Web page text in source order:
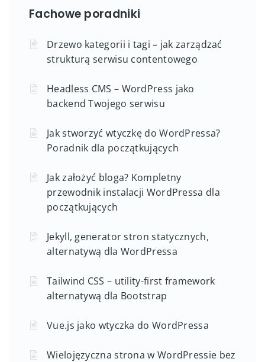
Fachowe poradniki
Drzewo kategorii i tagi – jak zarządzać
strukturą serwisu contentowego
Headless CMS – WordPress jako
backend Twojego serwisu
Jak stworzyć wtyczkę do WordPressa?
Poradnik dla początkujących
Jak założyć bloga? Kompletny
przewodnik instalacji WordPressa dla
początkujących
Jekyll, generator stron statycznych,
alternatywą dla WordPressa
Tailwind CSS – utility-first framework
alternatywą dla Bootstrap
Vue.js jako wtyczka do WordPressa
Wielojęzyczna strona w WordPressie bez